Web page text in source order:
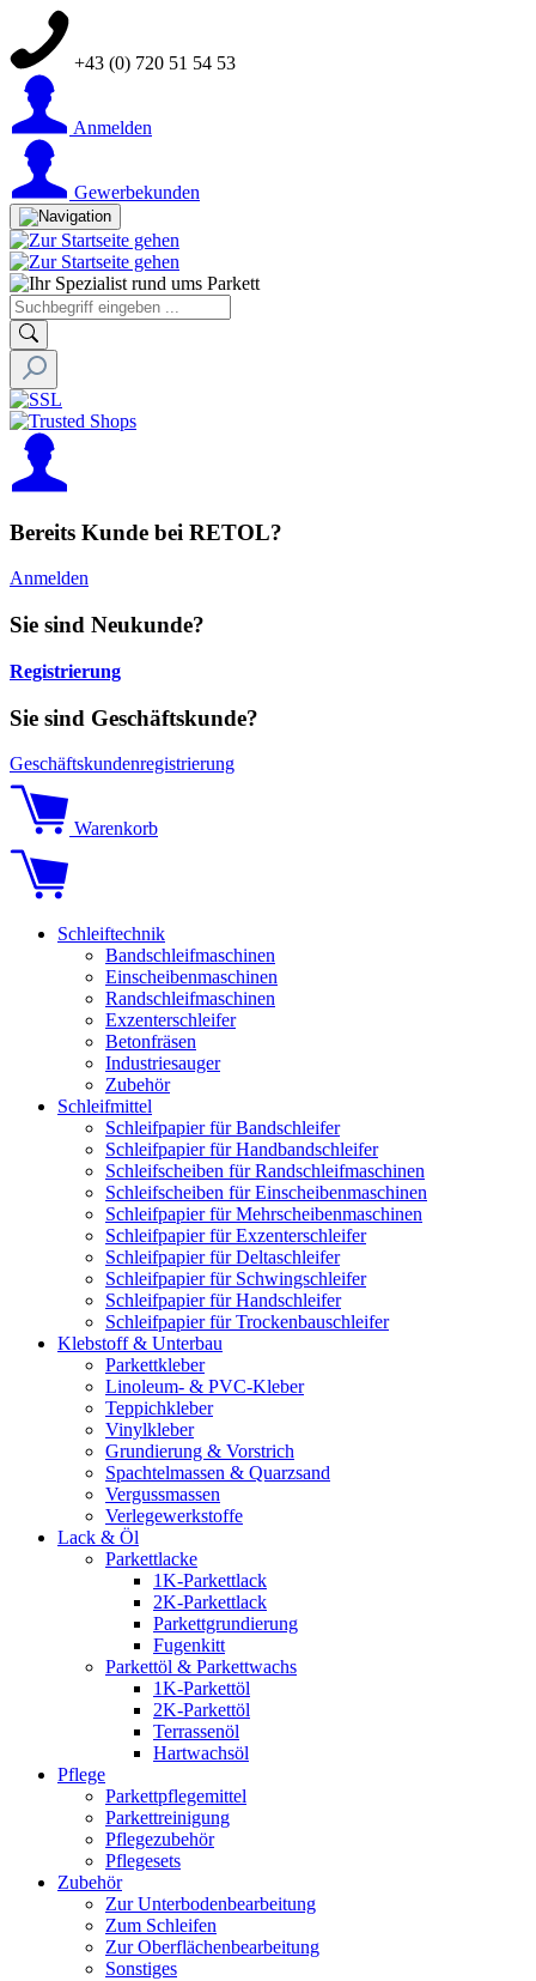
+43 (0) 720 51 54 53
Anmelden
Gewerbekunden
Bereits Kunde bei RETOL?
Anmelden
Sie sind Neukunde?
Registrierung
Sie sind Geschäftskunde?
Geschäftskundenregistrierung
Warenkorb
Schleiftechnik
Bandschleifmaschinen
Einscheibenmaschinen
Randschleifmaschinen
Exzenterschleifer
Betonfräsen
Industriesauger
Zubehör
Schleifmittel
Schleifpapier für Bandschleifer
Schleifpapier für Handbandschleifer
Schleifscheiben für Randschleifmaschinen
Schleifscheiben für Einscheibenmaschinen
Schleifpapier für Mehrscheibenmaschinen
Schleifpapier für Exzenterschleifer
Schleifpapier für Deltaschleifer
Schleifpapier für Schwingschleifer
Schleifpapier für Handschleifer
Schleifpapier für Trockenbauschleifer
Klebstoff & Unterbau
Parkettkleber
Linoleum- & PVC-Kleber
Teppichkleber
Vinylkleber
Grundierung & Vorstrich
Spachtelmassen & Quarzsand
Vergussmassen
Verlegewerkstoffe
Lack & Öl
Parkettlacke
1K-Parkettlack
2K-Parkettlack
Parkettgrundierung
Fugenkitt
Parkettöl & Parkettwachs
1K-Parkettöl
2K-Parkettöl
Terrassenöl
Hartwachsöl
Pflege
Parkettpflegemittel
Parkettreinigung
Pflegezubehör
Pflegesets
Zubehör
Zur Unterbodenbearbeitung
Zum Schleifen
Zur Oberflächenbearbeitung
Sonstiges